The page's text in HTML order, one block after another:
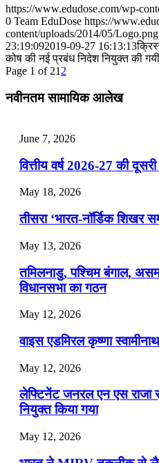
July 31, 2026
📝 डेली करेंट अफेयर्स: 28-
July 28, 2026
📝 डेली करेंट अफेयर्स: 25-
📝 डेली करेंट अफेयर्स: 22-24
July 22, 2026
📝 डेली करेंट अफेयर्स: 19-21
July 19, 2026
📝 डेली करेंट अफेयर्स: 16-18
https://www.edudose.com/wp-
0 Team EduDose https://
content/uploads/2014/05/Logo.png
23:19:092019-09-27 16:13:13
कोष की नई प्रबंध निदेश नियुक्त की गयीं
Page 1 of 212
नवीनतम सामायिक आलेख
June 7, 2026
वित्तीय वर्ष 2026-27 की दूसरी
May 18, 2026
तीसरा ‘भारत-नॉर्डिक शिखर
May 13, 2026
तमिलनाडु, पश्चिम बंगाल,
विधानसभा का गठन
May 12, 2026
वाइस एडमिरल कृष्णा
May 12, 2026
लेफ्टिनेंट जनरल एन एस राजा
नियुक्त किया गया
May 12, 2026